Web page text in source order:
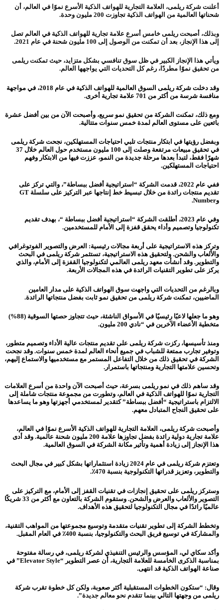
أعلنت شركة ريلمى، العلامة التجارية للهواتف الذكية الأسرع نموًا في العالم، أن
شحناتها العالمية من الهواتف الذكية تجاوزت 200 مليون وحدة.
وبذلك، أصبحت ريلمى خامس أسرع علامة تجارية للهواتف الذكية في العالم تصل
إلى هذا الإنجاز، بعد أن تمكنت من الوصول إلى 100 مليون شحنة في عام 2021.
ويأتي هذا الإنجاز الكبير في ظل سوق تنافسي بشكل متزايد، حيث تمكنت ريلمى
من تحقيق نموًا مطردًا، رغم كل التحديات التي يواجهها العالم.
وقد دخلت شركة ريلمى السوق العالمية للهواتف الذكية في عام 2018، في مواجهة
منافسة شرسة من أكثر من 701 علامة تجارية أخرى.
ومع ذلك، تمكنت الشركة من تحقيق نمو سريع، وأصبحت الآن من بين أفضل عشرة
بائعين على مستوى العالم لمدة خمس سنوات متتالية.
وبفضل رؤيتها في ابتكار منتجات تلبي احتياجات المستهلكين، نجحت شركة ريلمى
في تحقيق مبيعات مرتفعة وصلت إلى 100 مليون مستخدم حول العالم خلال 37
شهرًا فقط، لتبدأ بعدها مرحلة جديدة من النمو، عززت فيها من الابتكار وفهم
احتياجات المستهلكين.
ففي عام 2022، قدمت الشركة “استراتيجية أفضل ببساطة”، والتي تركز على
تقديم منتجات رائدة من خلال تبسيط خط إنتاجها عبر التركيز على سلسلة GT
وNumber.
وفي عام 2023، أطلقت الشركة “استراتيجية أفضل ببساطة “، بهدف تقديم
تكنولوجيا وتصميم وأداء يحقق قفزة إلى الأمام للمستخدمين.
وتركز هذه الاستراتيجية على أربعة مجالات رئيسية: العرض والتصوير الفوتوغرافي
والألعاب والشحن. ولتحقيق هذه الاستراتيجية، تستثمر شركة ريلمى في البحث
والتطوير. وقد أنشأت معهد ريلمى العالمي لتكنولوجيا القفزة إلى الأمام، والذي
يركز على تطوير التقنيات الرائدة في هذه المجالات الأربعة.
وبالرغم من التحديات التي واجهت سوق الهواتف الذكية على مدار العامين
الماضيين، تمكنت شركة ريلمى من تحقيق نمو ثابت بفضل منتجاتها الرائدة.
وهو ما جعلها لاعبًا رئيسيًا في الأسواق الناشئة، حيث تتجاوز حصتها السوقية (88%)
متخطية الأعضاء الآخرين في “نادي 200 مليون.
ومنذ تأسيسها، ركزت شركة ريلمى على تقديم منتجات عالية الأداء وتصميم متطور،
وتوفير تجارب ممتعة للشباب في جميع أنحاء العالم لمدة خمس سنوات. وقد نجحت
الشركة في تحقيق ذلك من خلال التفاعل المستمر مع مستخدميها والاستماع إليهم،
وتحسين علامتها التجارية ومنتجاتها باستمرار.
وقد ساهم ذلك في نمو ريلمى بسرعة، حيث أصبحت الآن واحدة من أسرع العلامات
التجارية نموًا للهواتف الذكية في العالم، وتطورت من مجموعة منتجات شاملة إلى
الالتزام باستراتيجية “أفضل ببساطة” كتقدير لمستخدمي أجهزتها وهو ما يساعدها
على تحقيق النجاح المتبادل معهم.
وأصبحت شركة ريلمى، العلامة التجارية للهواتف الذكية الأسرع نموًا في العالم،
علامة تجارية دولية رائدة بفضل تجاوزها علامة 200 مليون شحنة عالمية. وقد أدى
هذا الإنجاز إلى زيادة أهمية وتأثير مكانة الشركة في السوق العالمية.
وتعتزم شركة ريلمى في عام 2024 زيادة استثماراتها بشكل كبير في مجال البحث
والتطوير، وتعزيز قدراتها التكنولوجية بنسبة 470٪.
وستركز ريلمى على تحقيق إنجازات في تقنيات القفز إلى الأمام، مع التركيز على
التصوير والألعاب والعرض والشحن. وستقوم الشركة بالتعاون مع أكثر من 33 شريكًا
عالميًا رائدًا في مجال التكنولوجيا لتحقيق هذه الأهداف.
وتخطط الشركة إلى تطوير تقنيات متقدمة وتوسيع مجموعتها من المواهب التقنية،
والمشاركة في توسيع فريق البحث والتكنولوجيا، بنسبة 400٪ في العام المقبل.
وأكد سكاي لي، المؤسس والرئيس التنفيذي لشركة ريلمى، في رسالة مفتوحة
بمناسبة الذكرى الخامسة للعلامة التجارية، أن عصر التطوير “Elevator Style” في
صناعة الهواتف الذكية قد انتهى.
وقال: “ستكون الخطوات المستقبلية أكثر صعوبة، ولكن كل خطوة تقرب شركة
ريلمى من وجهتها التالي بينما تتقدم نحو معالم جديدة”.